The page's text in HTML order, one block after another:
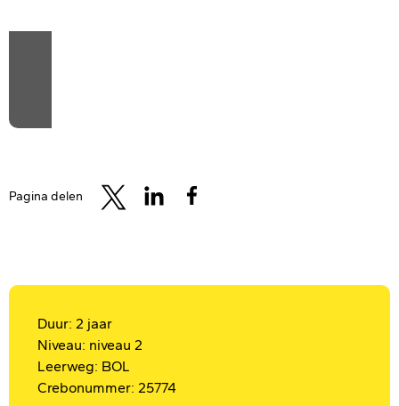
content.
Pagina delen
Duur: 2 jaar
Niveau: niveau 2
Leerweg: BOL
Crebonummer: 25774